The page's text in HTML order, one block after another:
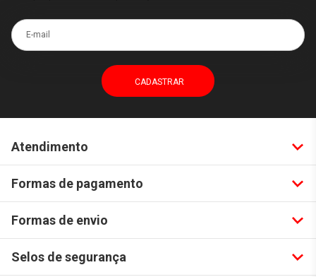
E-mail
Atendimento
Formas de pagamento
Formas de envio
Selos de segurança